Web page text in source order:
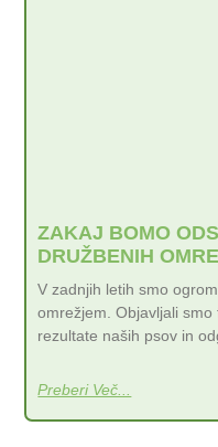
ZAKAJ BOMO
DRUŽBENIH
V zadnjih letih smo
omrežjem. Objavljali
rezultate naših psov in
Preberi Več...